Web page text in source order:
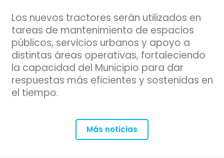
Los nuevos tractores serán utilizados en
tareas de mantenimiento de espacios
públicos, servicios urbanos y apoyo a
distintas áreas operativas, fortaleciendo
la capacidad del Municipio para dar
respuestas más eficientes y sostenidas en
el tiempo.
Más noticias